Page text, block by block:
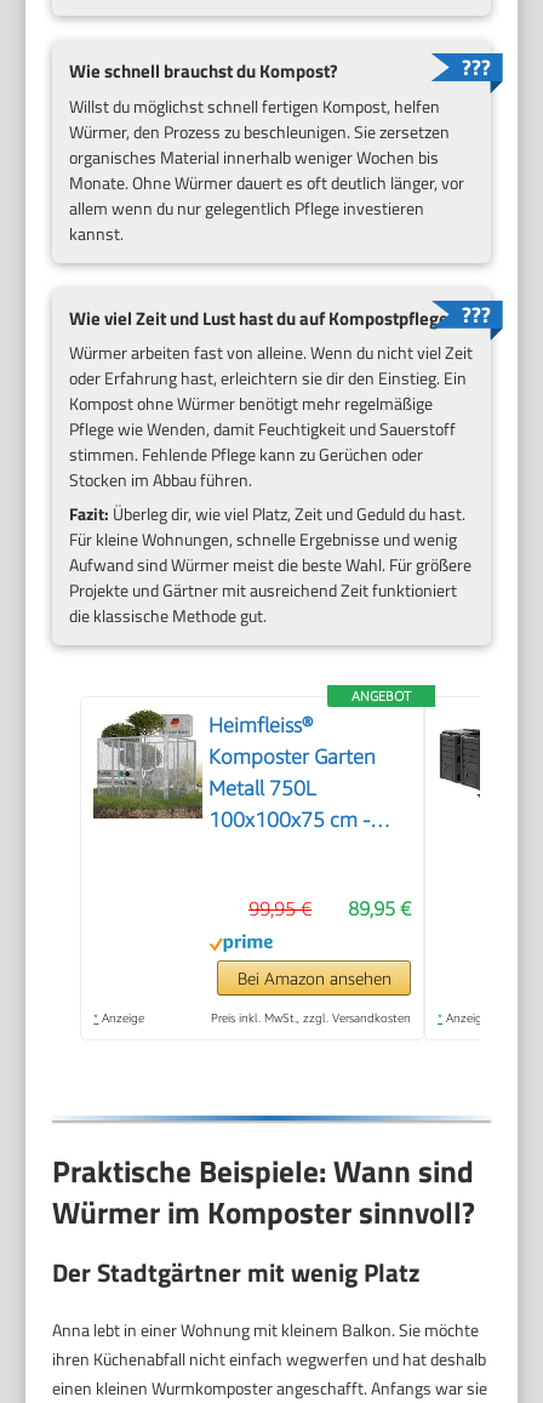
Wie schnell brauchst du Kompost?
Willst du möglichst schnell fertigen Kompost, helfen
Würmer, den Prozess zu beschleunigen. Sie zersetzen
organisches Material innerhalb weniger Wochen bis
Monate. Ohne Würmer dauert es oft deutlich länger, vor
allem wenn du nur gelegentlich Pflege investieren
kannst.
Wie viel Zeit und Lust hast du auf Kompostpflege?
Würmer arbeiten fast von alleine. Wenn du nicht viel Zeit
oder Erfahrung hast, erleichtern sie dir den Einstieg. Ein
Kompost ohne Würmer benötigt mehr regelmäßige
Pflege wie Wenden, damit Feuchtigkeit und Sauerstoff
stimmen. Fehlende Pflege kann zu Gerüchen oder
Stocken im Abbau führen.
Fazit: Überleg dir, wie viel Platz, Zeit und Geduld du hast.
Für kleine Wohnungen, schnelle Ergebnisse und wenig
Aufwand sind Würmer meist die beste Wahl. Für größere
Projekte und Gärtner mit ausreichend Zeit funktioniert
die klassische Methode gut.
ANGEBOT
Heimfleiss®
Komposter Garten
Metall 750L
100x100x75 cm -
89,95 €
99,95 €
Bei Amazon ansehen
* Anzeige Preis inkl. MwSt., zzgl. Versandkosten * Anzeige
Praktische Beispiele: Wann sind
Würmer im Komposter sinnvoll?
Der Stadtgärtner mit wenig Platz
Anna lebt in einer Wohnung mit kleinem Balkon. Sie möchte
ihren Küchenabfall nicht einfach wegwerfen und hat deshalb
einen kleinen Wurmkomposter angeschafft. Anfangs war sie